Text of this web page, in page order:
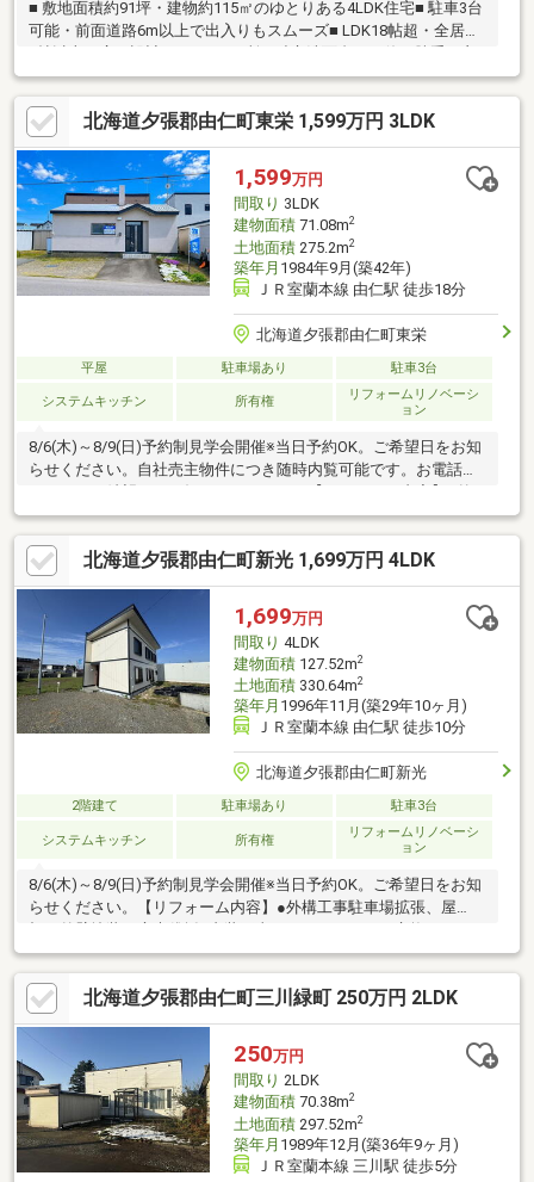
■ 敷地面積約91坪・建物約115㎡のゆとりある4LDK住宅■ 駐車3台
可能・前面道路6m以上で出入りもスムーズ■ LDK18帖超・全居室
い設備■ 公営水道・公共下水完備で安心のインフラ環境■ 長沼小
学校まで徒歩約10分／中学校も徒歩圏内で通学安心■ バス停「農
協前」徒歩5分・町中心部へのアクセス良好■ 公園・病院・図書館
など生活利便施設が徒歩圏内■ 広い庭付きで家庭菜園やガーデニ
ングも楽しめます■ 落ち着いた住宅街で、のびのびとした暮らし
を実現
北海道夕張郡由仁町東栄 1,599万円 3LDK
1,599万円
間取り 3LDK
建物面積71.08m2
土地面積275.2m2
築年月 1984年9月(築42年)
ＪＲ室蘭本線 由仁駅 徒歩18分
北海道夕張郡由仁町東栄
平屋 駐車場あり 駐車3台
システムキッチン 所有権
リフォームリノベーシ
ョン
8/6(木)～8/9(日)予約制見学会開催※当日予約OK。ご希望日をお知
らせください。自社売主物件につき随時内覧可能です。お電話か
構工事建物基礎塗装、ホームタンク塗装、●内装工事システムキ
ッチン交換、ユニットバス交換、温水洗浄便座トイレ交換、洗面
化粧台交換、フローリング上張り、クロス張替え、畳表替え、ク
ッションフロア張替え、建具交換、シューズボックス交換、、イ
ンターホン設置【周辺施設】・由仁小学校700ｍ（徒歩9分）・由
仁中学校1000ｍ（徒歩13分）・ホクレンショップ由仁店様14
北海道夕張郡由仁町新光 1,699万円 4LDK
1,699万円
間取り 4LDK
建物面積127.52m2
土地面積330.64m2
築年月 1996年11月(築29年10ヶ月)
ＪＲ室蘭本線 由仁駅 徒歩10分
北海道夕張郡由仁町新光
2階建て 駐車場あり 駐車3台
システムキッチン 所有権
リフォームリノベーシ
ョン
8/6(木)～8/9(日)予約制見学会開催※当日予約OK。ご希望日をお知
らせください。【リフォーム内容】●外構工事駐車場拡張、屋
ットバス交換、温水洗浄便座トイレ交換、洗面化粧台交換、玄関
扉交換、クロス張替え、畳表替え、フロアタイル上張り、クッシ
ョンフロア張替え、建具交換、クローゼット交換、シューズボッ
クス交換、給湯器交換、照明LED交換【おすすめポイント】・雨
漏り、構造上主要な部分の欠陥や・腐食、給排水管の故障や漏水
についてお引渡しより２年間保証【周辺施設】・由仁町立由仁小
学校300ｍ（徒歩4分）・由仁
北海道夕張郡由仁町三川緑町 250万円 2LDK
250万円
間取り 2LDK
建物面積70.38m2
土地面積297.52m2
築年月 1989年12月(築36年9ヶ月)
ＪＲ室蘭本線 三川駅 徒歩5分